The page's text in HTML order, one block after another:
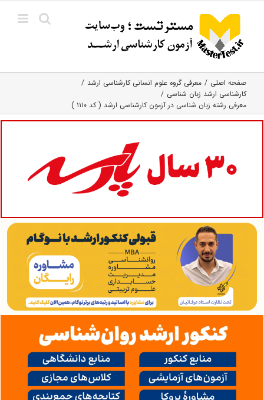
content
صفحه اصلی
معرفی گروه علوم انسانی کارشناسی ارشد
کارشناسی ارشد زبان شناسی
معرفی رشته زبان شناسی در آزمون کارشناسی ارشد ( کد ۱۱۱۰ )